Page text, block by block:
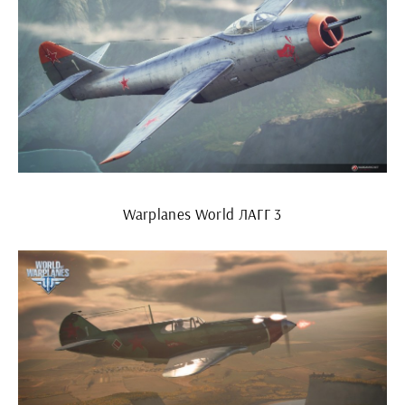
Warplanes World ЛАГГ 3